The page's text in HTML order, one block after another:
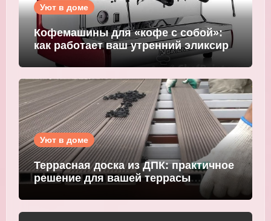
Уют в доме
Кофемашины для «кофе с собой»:
как работает ваш утренний эликсир
Уют в доме
Террасная доска из ДПК: практичное
решение для вашей террасы